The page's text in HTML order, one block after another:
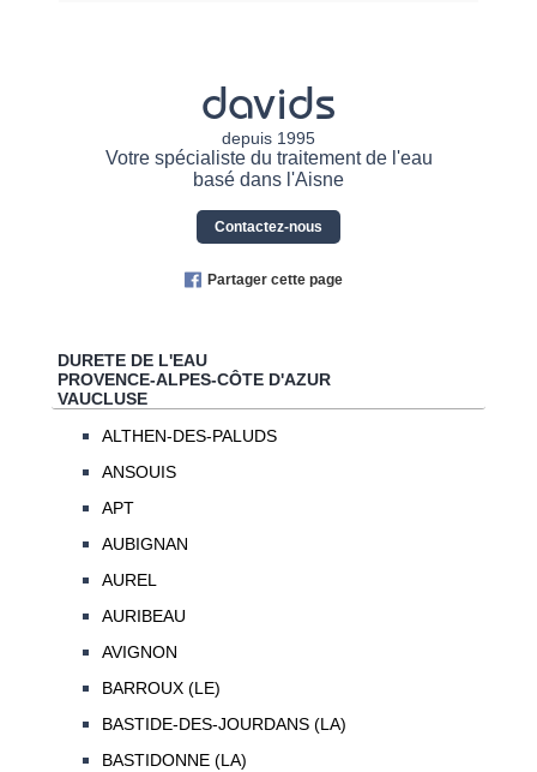
davids
depuis 1995
Votre spécialiste du traitement de l'eau
basé dans l'Aisne
Contactez-nous
Partager cette page
DURETE DE L'EAU
PROVENCE-ALPES-CÔTE D'AZUR
VAUCLUSE
ALTHEN-DES-PALUDS
ANSOUIS
APT
AUBIGNAN
AUREL
AURIBEAU
AVIGNON
BARROUX (LE)
BASTIDE-DES-JOURDANS (LA)
BASTIDONNE (LA)